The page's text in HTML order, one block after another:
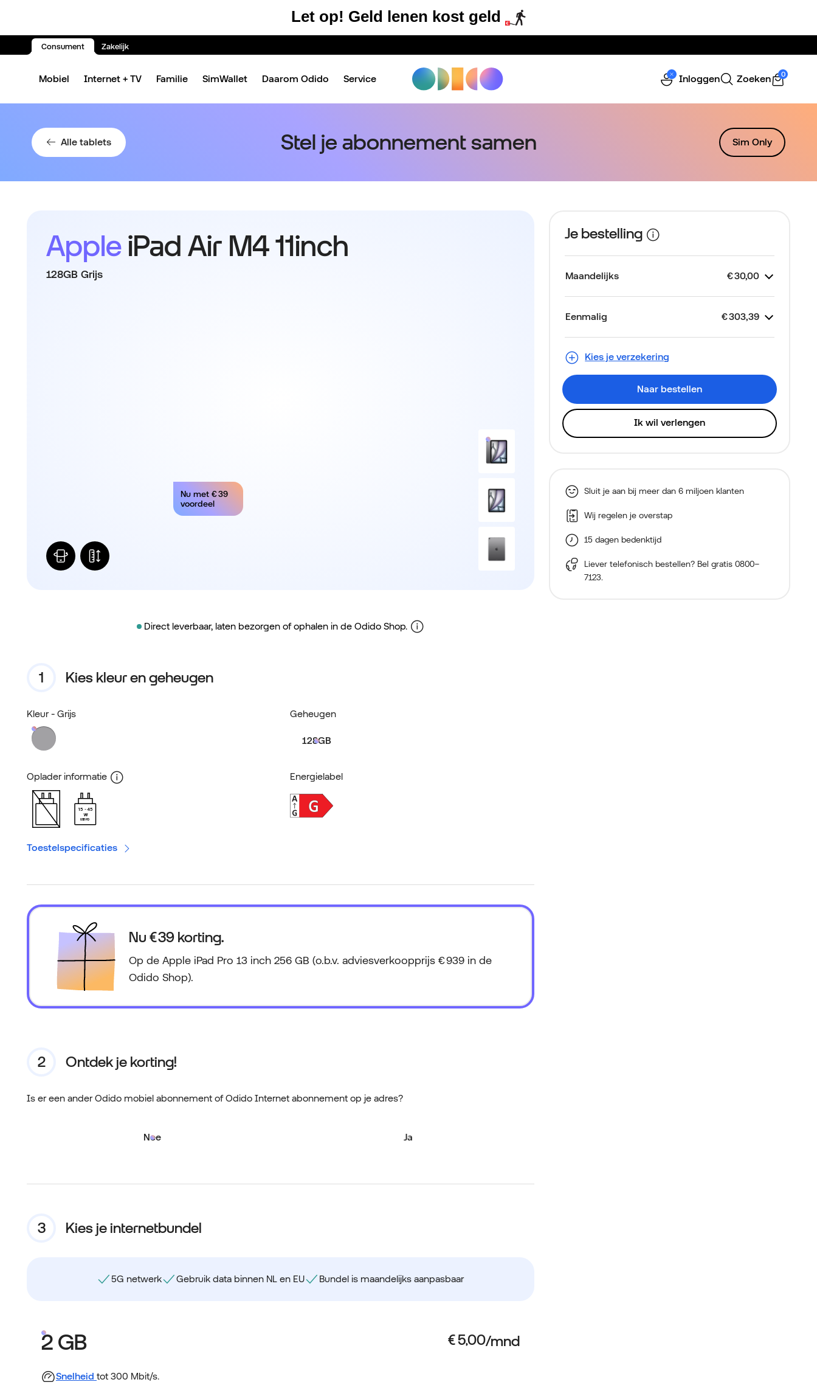
Let op! Geld lenen kost geld
Consument Zakelijk
Mobiel Internet + TV Familie SimWallet Daarom Odido Service Inloggen Zoeken 0
Alle tablets Stel je abonnement samen Sim Only
AppleiPad Air M4 11inch
128GB Grijs
Nu met € 39
voordeel
Direct leverbaar, laten bezorgen of ophalen in de Odido Shop.
Kies kleur en geheugen
Kleur - Grijs Geheugen
128GB
Oplader informatie
15
45
W
USB PD
Energielabel
Toestelspecificaties
Nu € 39 korting.
Op de Apple iPad Pro 13 inch 256 GB (o.b.v. adviesverkoopprijs € 939 in de
Odido Shop).
Ontdek je korting!
Is er een ander Odido mobiel abonnement of Odido Internet abonnement op je adres?
Nee Ja
Kies je internetbundel
5G netwerk Gebruik data binnen NL en EU Bundel is maandelijks aanpasbaar
2 GB
Snelheid tot 300 Mbit/s.
Je bestelling
Maandelijks €30,00
Eenmalig €303,39
Kies je verzekering
Naar bestellen
Ik wil verlengen
Sluit je aan bij meer dan 6 miljoen klanten
Wij regelen je overstap
15 dagen bedenktijd
Liever telefonisch bestellen? Bel gratis 0800–
7123.